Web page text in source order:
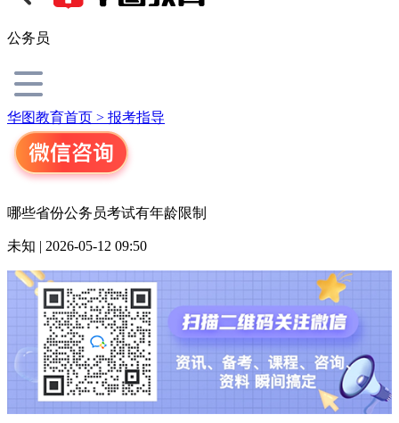
公务员
华图教育首页 > 报考指导
哪些省份公务员考试有年龄限制
未知 | 2026-05-12 09:50